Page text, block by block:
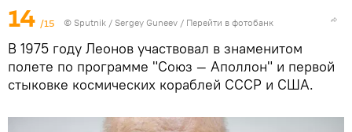
14 /15 © Sputnik / Sergey Guneev / Перейти в фотобанк
В 1975 году Леонов участвовал в знаменитом
полете по программе "Союз — Аполлон" и первой
стыковке космических кораблей СССР и США.